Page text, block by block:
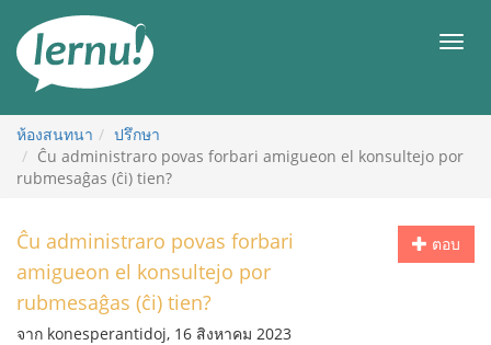
สารบัญ
เมนู
ห้องสนทนา
ปรึกษา
Ĉu administraro povas forbari amigueon el konsultejo por
rubmesaĝas (ĉi) tien?
ตอบ
Ĉu administraro povas forbari
amigueon el konsultejo por
rubmesaĝas (ĉi) tien?
จาก konesperantidoj, 16 สิงหาคม 2023